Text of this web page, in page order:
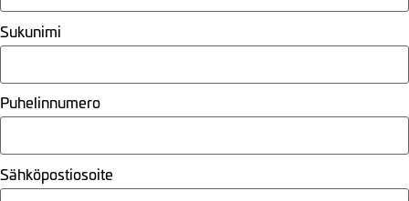
Sukunimi
Puhelinnumero
Sähköpostiosoite